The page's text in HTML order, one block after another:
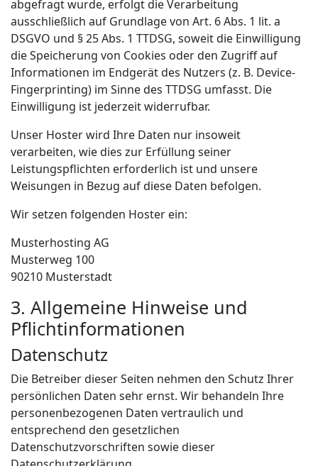
abgefragt wurde, erfolgt die Verarbeitung
ausschließlich auf Grundlage von Art. 6 Abs. 1 lit. a
DSGVO und § 25 Abs. 1 TTDSG, soweit die Einwilligung
die Speicherung von Cookies oder den Zugriff auf
Informationen im Endgerät des Nutzers (z. B. Device-
Fingerprinting) im Sinne des TTDSG umfasst. Die
Einwilligung ist jederzeit widerrufbar.
Unser Hoster wird Ihre Daten nur insoweit
verarbeiten, wie dies zur Erfüllung seiner
Leistungspflichten erforderlich ist und unsere
Weisungen in Bezug auf diese Daten befolgen.
Wir setzen folgenden Hoster ein:
Musterhosting AG
Musterweg 100
90210 Musterstadt
3. Allgemeine Hinweise und
Pflichtinformationen
Datenschutz
Die Betreiber dieser Seiten nehmen den Schutz Ihrer
persönlichen Daten sehr ernst. Wir behandeln Ihre
personenbezogenen Daten vertraulich und
entsprechend den gesetzlichen
Datenschutzvorschriften sowie dieser